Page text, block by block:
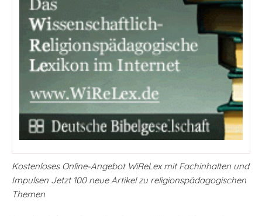
Kostenloses Online-Angebot WiReLex mit Fachinhalten und
Impulsen Jetzt 100 neue Artikel zu religionspädagogischen
Themen